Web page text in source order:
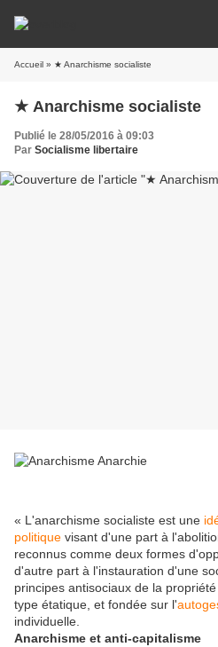
Accueil » ★ Anarchisme socialiste
★ Anarchisme socialiste
Publié le 28/05/2016 à 09:03
Par Socialisme libertaire
« L'anarchisme socialiste est une
politique visant d'une part à
reconnus comme deux formes
d'autre part à l'instauration d'une
principes antisociaux de la
type étatique, et fondée sur l'
individuelle.
Anarchisme et anti-capitalisme